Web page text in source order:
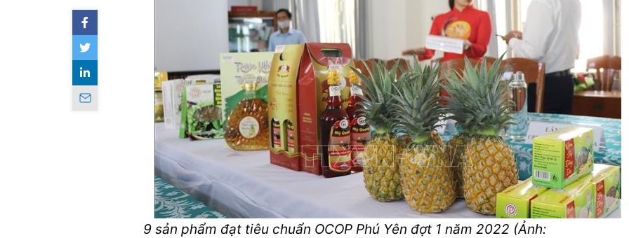
9 sản phẩm đạt tiêu chuẩn OCOP Phú Yên đợt 1 năm 2022 (Ảnh: